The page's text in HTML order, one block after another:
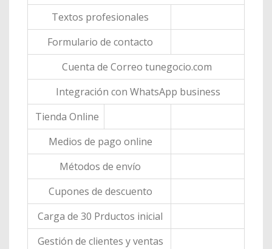
Textos profesionales
Formulario de contacto
Cuenta de Correo tunegocio.com
Integración con WhatsApp business
Tienda Online
Medios de pago online
Métodos de envío
Cupones de descuento
Carga de 30 Prductos inicial
Gestión de clientes y ventas